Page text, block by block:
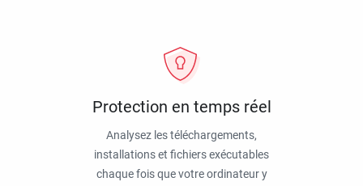
Protection en temps réel
Analysez les téléchargements,
installations et fichiers exécutables
chaque fois que votre ordinateur y